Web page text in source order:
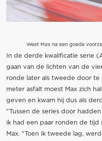
Weet Max na een goede
In de derde kwalificatie serie
gaan van de lichten van de
ronde later als tweede door
meter asfalt moest Max zich
geven en kwam hij dus als
"Tussen de series door
ik had een paar ronden de
Max. "Toen ik tweede lag,